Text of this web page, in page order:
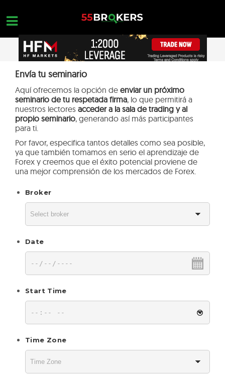
content
HOGAR
MEJORES BROKERS FOREX
FORMACIÓN EN FOREX
FORMACIÓN EN FOREX
CONSULTAS DE OPERACIONES
CONTACTA
OPEN A FREE ACCOUNT
Nothing found...
Envía tu seminario
Aquí ofrecemos la opción de enviar un próximo
seminario de tu respetada firma, lo que permitirá a
nuestros lectores acceder a la sala de trading y al
propio seminario, generando así más participantes
para ti.
Por favor, especifica tantos detalles como sea posible,
ya que también tomamos en serio el aprendizaje de
Forex y creemos que el éxito potencial proviene de
una mejor comprensión de los mercados de Forex.
Broker
Date
Start Time
Time Zone